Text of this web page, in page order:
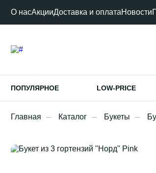
О насАкцииДоставка и оплатаНовости
ПОПУЛЯРНОЕ LOW-PRICE
Главная Каталог Букеты